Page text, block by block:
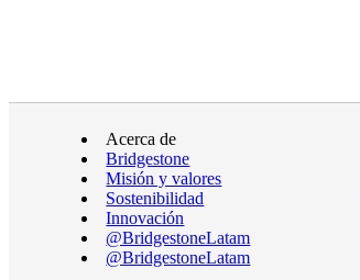
Acerca de
Bridgestone
Misión y valores
Sostenibilidad
Innovación
@BridgestoneLatam
@BridgestoneLatam